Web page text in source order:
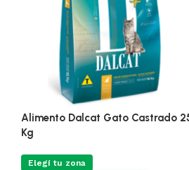
Adipred Prednisolna 20 Mg Blister
X 10 Comprimidos
Elegí tu zona